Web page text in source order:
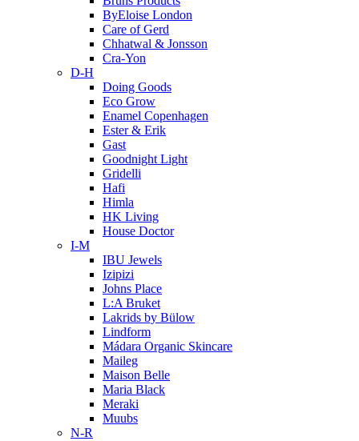
ByEloise London
Care of Gerd
Chhatwal & Jonsson
Cra-Yon
D-H
Doing Goods
Eco Grow
Enamel Copenhagen
Ester & Erik
Gast
Goodnight Light
Gridelli
Hafi
Himla
HK Living
House Doctor
I-M
IBU Jewels
Izipizi
Johns Place
L:A Bruket
Lakrids by Bülow
Lindform
Mádara Organic Skincare
Maileg
Maison Belle
Maria Black
Meraki
Muubs
N-R